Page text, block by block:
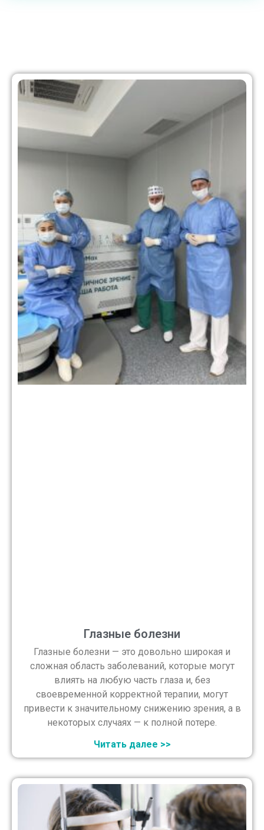
Глазные болезни
Глазные болезни — это довольно широкая и
сложная область заболеваний, которые могут
влиять на любую часть глаза и, без
своевременной корректной терапии, могут
привести к значительному снижению зрения, а в
некоторых случаях — к полной потере.
Читать далее >>